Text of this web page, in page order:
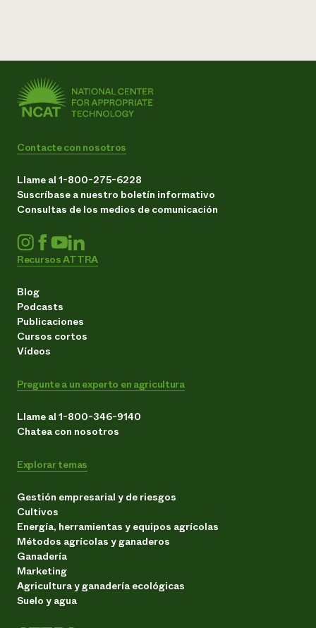
Contacte con nosotros
Llame al 1-800-275-6228
Suscríbase a nuestro boletín informativo
Consultas de los medios de comunicación
Recursos ATTRA
Blog
Podcasts
Publicaciones
Cursos cortos
Vídeos
Pregunte a un experto en agricultura
Llame al 1-800-346-9140
Chatea con nosotros
Explorar temas
Gestión empresarial y de riesgos
Cultivos
Energía, herramientas y equipos agrícolas
Métodos agrícolas y ganaderos
Ganadería
Marketing
Agricultura y ganadería ecológicas
Suelo y agua